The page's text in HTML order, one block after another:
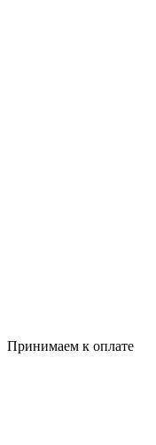
Принимаем к оплате